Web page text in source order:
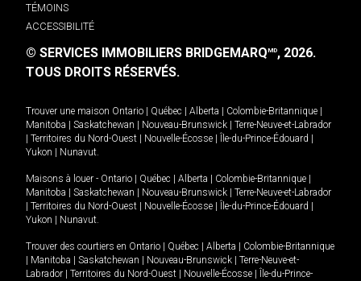
TÉMOINS
ACCESSIBILITÉ
© SERVICES IMMOBILIERS BRIDGEMARQMD, 2026.
TOUS DROITS RÉSERVÉS.
Trouver une maison Ontario Québec Alberta Colombie-Britannique
Manitoba
Saskatchewan Nouveau-Brunswick
Terre-Neuve-et-Labrador
Territoires du Nord-Ouest Nouvelle-Écosse Île-du-Prince-Édouard
Yukon
Nunavut.
Maisons à louer - Ontario Québec Alberta Colombie-Britannique
Manitoba
Saskatchewan Nouveau-Brunswick
Terre-Neuve-et-Labrador
Territoires du Nord-Ouest Nouvelle-Écosse Île-du-Prince-Édouard
Yukon
Nunavut.
Trouver des courtiers en Ontario Québec Alberta
Colombie-Britannique
Manitoba Saskatchewan Nouveau-Brunswick
Terre-Neuve-et-
Labrador
Territoires du Nord-Ouest Nouvelle-Écosse
Île-du-Prince-